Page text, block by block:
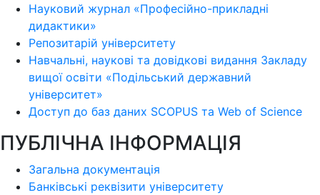
Науковий журнал «Професійно-прикладні
дидактики»
Репозитарій університету
Навчальні, наукові та довідкові видання Закладу
вищої освіти «Подільський державний
університет»
Доступ до баз даних SCOPUS та Web of Science
ПУБЛІЧНА ІНФОРМАЦІЯ
Загальна документація
Банківські реквізити університету